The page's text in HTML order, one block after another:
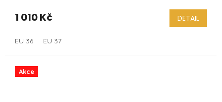
1 010 Kč DETAIL
EU 36 EU 37
Akce